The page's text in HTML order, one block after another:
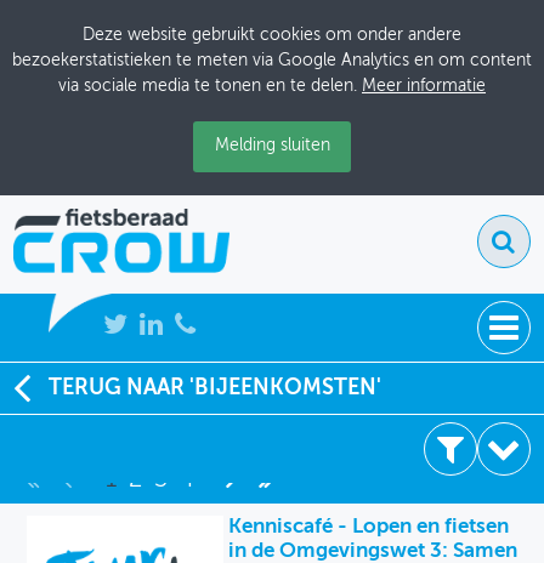
Deze website gebruikt cookies om onder andere
bezoekerstatistieken te meten via Google Analytics en om content
via sociale media te tonen en te delen. Meer informatie
Melding sluiten
NIEUWS
KENNISBANK
TERUG NAAR 'BIJEENKOMSTEN'
2021
Archief
40 resultaten
1 2 3 4
Kenniscafé - Lopen en fietsen
in de Omgevingswet 3: Samen